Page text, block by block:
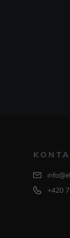
+420